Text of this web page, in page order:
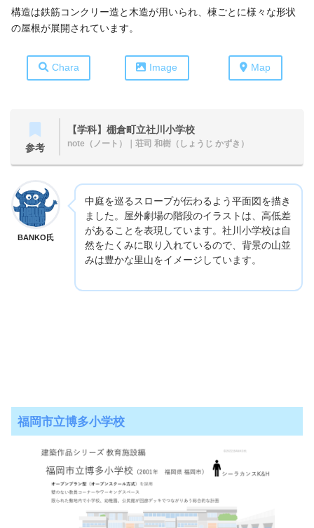
構造は鉄筋コンクリー造と木造が用いられ、棟ごとに様々な形状
の屋根が展開されています。
Chara Image Map
参考
【学科】棚倉町立社川小学校
note（ノート） ｜荘司 和樹（しょうじ かずき）
BANKO氏
中庭を巡るスロープが伝わるよう平面図を描き
ました。屋外劇場の階段のイラストは、高低差
があることを表現しています。社川小学校は自
然をたくみに取り入れているので、背景の山並
みは豊かな里山をイメージしています。
福岡市立博多小学校